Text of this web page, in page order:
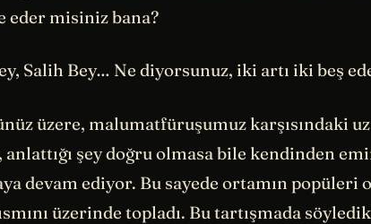
eder misiniz bana?
Salih Bey… Ne diyorsunuz, iki artı iki beş
üzere, malumatfüruşumuz karşısındaki
anlattığı şey doğru olmasa bile kendinden
devam ediyor. Bu sayede ortamın popüleri
üzerinde topladı. Bu tartışmada